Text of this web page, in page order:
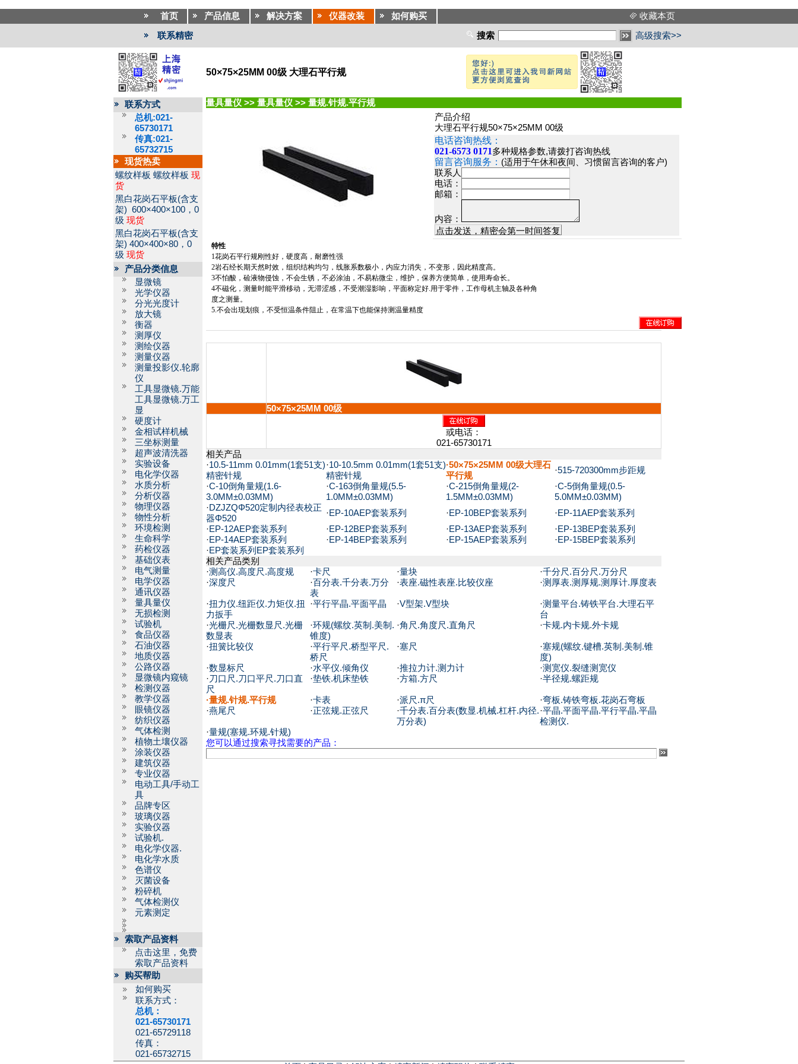
首页 产品信息 解决方案 仪器改装 如何购买 收藏本页
联系精密 搜索 高级搜索>>
50×75×25MM 00级 大理石平行规
联系方式
总机:021-
65730171
传真:021-
65732715
现货热卖
螺纹样板 螺纹样板 现
货
黑白花岗石平板(含支
架) 600×400×100，0
级 现货
黑白花岗石平板(含支
架) 400×400×80，0
级 现货
产品分类信息
显微镜
光学仪器
分光光度计
放大镜
衡器
测厚仪
测绘仪器
测量仪器
测量投影仪.轮廓
仪
工具显微镜.万能
工具显微镜.万工
显
硬度计
金相试样机械
三坐标测量
超声波清洗器
实验设备
电化学仪器
水质分析
分析仪器
物理仪器
物性分析
环境检测
生命科学
药检仪器
基础仪表
电气测量
电学仪器
通讯仪器
量具量仪
无损检测
试验机
食品仪器
石油仪器
地质仪器
公路仪器
显微镜内窥镜
检测仪器
教学仪器
眼镜仪器
纺织仪器
气体检测
植物土壤仪器
涂装仪器
建筑仪器
专业仪器
电动工具/手动工
具
品牌专区
玻璃仪器
实验仪器
试验机.
电化学仪器.
电化学水质
色谱仪
灭菌设备
粉碎机
气体检测仪
元素测定
索取产品资料
点击这里，免费
索取产品资料
购买帮助
如何购买
联系方式：
总机：
021-65730171
021-65729118
传真：
021-65732715
量具量仪 >> 量具量仪 >> 量规.针规.平行规
产品介绍
大理石平行规50×75×25MM 00级
电话咨询热线：
021-6573 0171多种规格参数,请拨打咨询热线
留言咨询服务： (适用于午休和夜间、习惯留言咨询的客户)
联系人
电话：
邮箱：
内容：
特性
1花岗石平行规刚性好，硬度高，耐磨性强
2岩石经长期天然时效，组织结构均匀，线胀系数极小，内应力消失，不变形，因此精度高。
3不怕酸，硷液物侵蚀，不会生锈，不必涂油，不易粘微尘，维护，保养方便简单，使用寿命长。
4不磁化，测量时能平滑移动，无滞涩感，不受潮湿影响，平面称定好.用于零件，工作母机主轴及各种角
度之测量。
5.不会出现划痕，不受恒温条件阻止，在常温下也能保持测温量精度
50×75×25MM 00级
或电话：
021-65730171
相关产品
·10.5-11mm 0.01mm(1套51支)
精密针规
·10-10.5mm 0.01mm(1套51支)
精密针规
·50×75×25MM 00级大理石
平行规
·515-720300mm步距规
·C-10倒角量规(1.6-
3.0MM±0.03MM)
·C-163倒角量规(5.5-
1.0MM±0.03MM)
·C-215倒角量规(2-
1.5MM±0.03MM)
·C-5倒角量规(0.5-
5.0MM±0.03MM)
·DZJZQΦ520定制内径表校正
器Φ520
·EP-10AEP套装系列 ·EP-10BEP套装系列 ·EP-11AEP套装系列
·EP-12AEP套装系列 ·EP-12BEP套装系列 ·EP-13AEP套装系列 ·EP-13BEP套装系列
·EP-14AEP套装系列 ·EP-14BEP套装系列 ·EP-15AEP套装系列 ·EP-15BEP套装系列
·EP套装系列EP套装系列
相关产品类别
·测高仪.高度尺.高度规 ·卡尺 ·量块 ·千分尺.百分尺.万分尺
·深度尺 ·百分表.千分表.万分
表
·表座.磁性表座.比较仪座 ·测厚表.测厚规.测厚计.厚度表
·扭力仪.纽距仪.力矩仪.扭
力扳手
·平行平晶.平面平晶 ·V型架.V型块 ·测量平台.铸铁平台.大理石平
台
·光栅尺.光栅数显尺.光栅
数显表
·环规(螺纹.英制.美制.
锥度)
·角尺.角度尺.直角尺 ·卡规.内卡规.外卡规
·扭簧比较仪 ·平行平尺.桥型平尺.
桥尺
·塞尺 ·塞规(螺纹.键槽.英制.美制.锥
度)
·数显标尺 ·水平仪.倾角仪 ·推拉力计.测力计 ·测宽仪.裂缝测宽仪
·刀口尺.刀口平尺.刀口直
尺
·垫铁.机床垫铁 ·方箱.方尺 ·半径规.螺距规
·量规.针规.平行规 ·卡表 ·派尺.π尺 ·弯板.铸铁弯板.花岗石弯板
·燕尾尺 ·正弦规.正弦尺 ·千分表.百分表(数显.机械.杠杆.内径.
万分表)
·平晶.平面平晶.平行平晶.平晶
检测仪.
·量规(塞规.环规.针规)
您可以通过搜索寻找需要的产品：